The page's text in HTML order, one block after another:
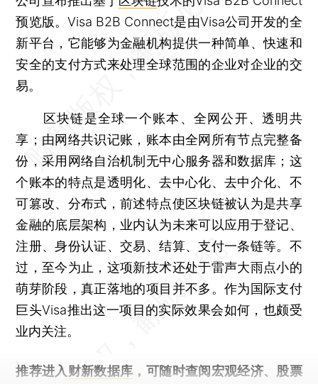
预览版。Visa B2B Connect是由Visa公司开发的全
新平台，它能够为金融机构提供一种简单、快速和
安全的支付方式来处理全球范围的企业对企业的交
易。
区块链是全球一个账本、全网公开、透明共
享；由网络共识记账，账本由全网所有节点完整备
份，采用网络自治机制无中心服务器和数据库；这
个账本的特点是透明化、去中心化、去中介化、不
可篡改、分布式，前述特点使区块链被认为是共享
金融的底层架构，业内认为未来可以应用于登记、
注册、身份认证、交易、结算、支付一条链等。不
过，至今为止，这项新技术还处于雷声大雨点小的
萌芽阶段，真正落地的项目并不多。作为国际支付
巨头Visa推出这一项目的实际效果会如何，也颇受
业内关注。
推荐进入 财新数据库 ，可随时查阅宏观经济、股票